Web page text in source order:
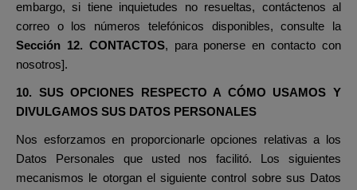
embargo, si tiene inquietudes no resueltas, contáctenos al
correo o los números telefónicos disponibles, consulte la
Sección 12. CONTACTOS,
para ponerse en contacto con
nosotros].
10. SUS OPCIONES RESPECTO A CÓMO USAMOS Y
DIVULGAMOS SUS DATOS PERSONALES
Nos esforzamos en proporcionarle opciones relativas a los
Datos Personales que usted nos facilitó. Los siguientes
mecanismos le otorgan el siguiente control sobre sus Datos